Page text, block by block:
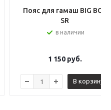
Пояс для гамаш BIG BOY
SR
в наличии
1 150руб.
В корзину